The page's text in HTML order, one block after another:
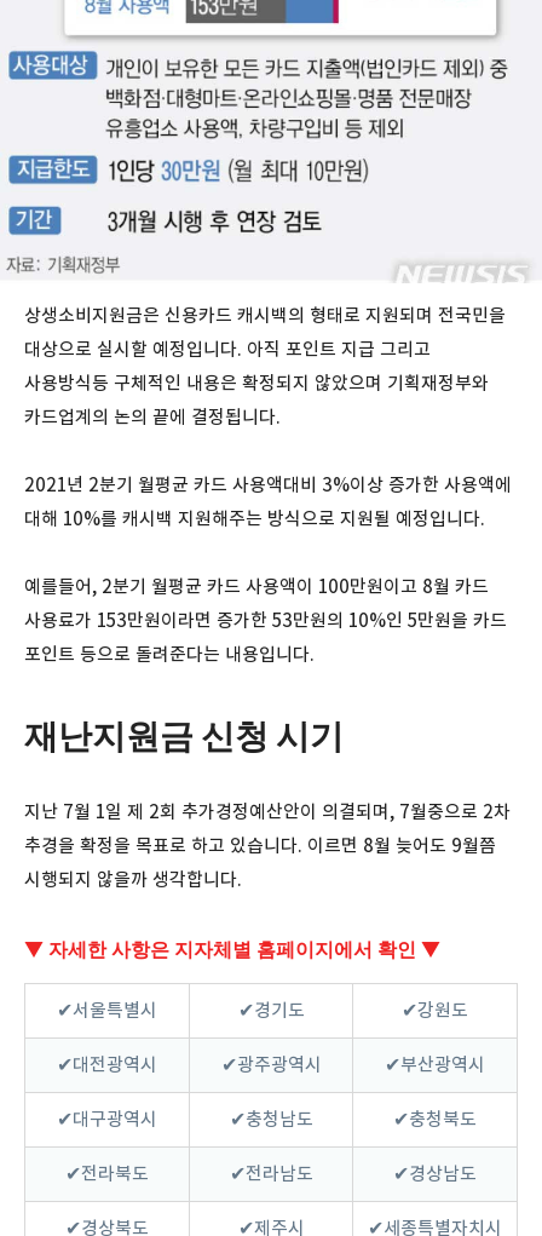
상생소비지원금은 신용카드 캐시백의 형태로 지원되며 전국민을
대상으로 실시할 예정입니다. 아직 포인트 지급 그리고
사용방식등 구체적인 내용은 확정되지 않았으며 기획재정부와
카드업계의 논의 끝에 결정됩니다.
2021년 2분기 월평균 카드 사용액대비 3%이상 증가한 사용액에
대해 10%를 캐시백 지원해주는 방식으로 지원될 예정입니다.
예를들어, 2분기 월평균 카드 사용액이 100만원이고 8월 카드
사용료가 153만원이라면 증가한 53만원의 10%인 5만원을 카드
포인트 등으로 돌려준다는 내용입니다.
재난지원금 신청 시기
지난 7월 1일 제 2회 추가경정예산안이 의결되며, 7월중으로 2차
추경을 확정을 목표로 하고 있습니다. 이르면 8월 늦어도 9월쯤
시행되지 않을까 생각합니다.
▼ 자세한 사항은 지자체별 홈페이지에서 확인 ▼
✔서울특별시 ✔경기도 ✔강원도
✔대전광역시 ✔광주광역시 ✔부산광역시
✔대구광역시 ✔충청남도 ✔충청북도
✔전라북도 ✔전라남도 ✔경상남도
✔경상북도 ✔제주시 ✔세종특별자치시